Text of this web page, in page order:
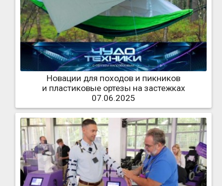
Новации для походов и пикников
и пластиковые ортезы на застежках
07.06.2025